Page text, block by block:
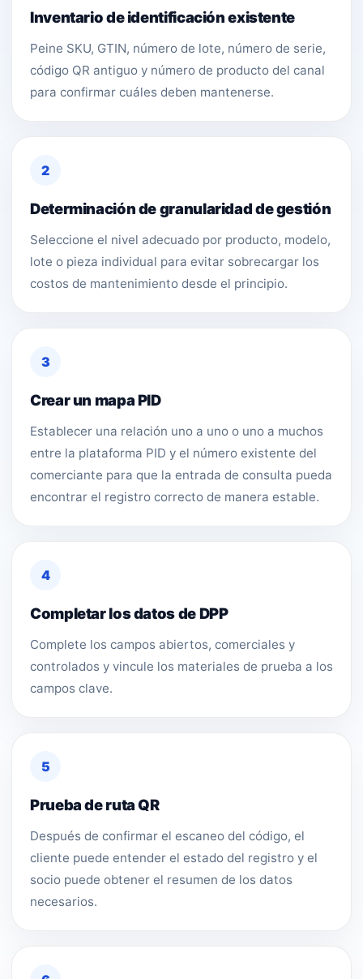
Inventario de identificación existente
Peine SKU, GTIN, número de lote, número de serie,
código QR antiguo y número de producto del canal
para confirmar cuáles deben mantenerse.
2
Determinación de granularidad de gestión
Seleccione el nivel adecuado por producto, modelo,
lote o pieza individual para evitar sobrecargar los
costos de mantenimiento desde el principio.
3
Crear un mapa PID
Establecer una relación uno a uno o uno a muchos
entre la plataforma PID y el número existente del
comerciante para que la entrada de consulta pueda
encontrar el registro correcto de manera estable.
4
Completar los datos de DPP
Complete los campos abiertos, comerciales y
controlados y vincule los materiales de prueba a los
campos clave.
5
Prueba de ruta QR
Después de confirmar el escaneo del código, el
cliente puede entender el estado del registro y el
socio puede obtener el resumen de los datos
necesarios.